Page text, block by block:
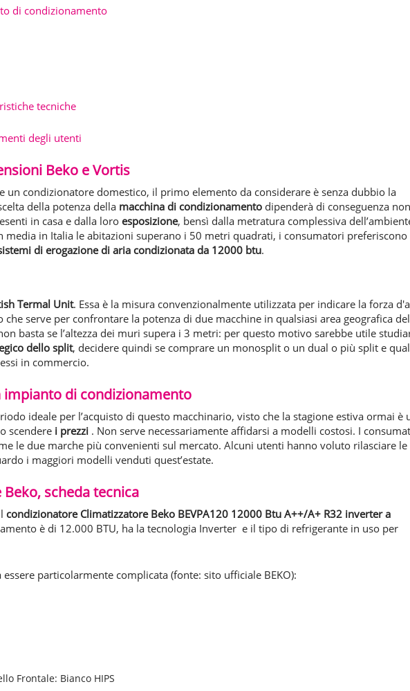
di condizionamento
tecniche
degli utenti
Beko e Vortis
un condizionatore domestico, il primo elemento da considerare è senza dubbio la
della potenza della macchina di condizionamento dipenderà di conseguenza non
in casa e dalla loro esposizione, bensì dalla metratura complessiva
media in Italia le abitazioni superano i 50 metri quadrati, i consumatori preferiscono
di erogazione di aria condizionata da 12000 btu.
Termal Unit. Essa è la misura convenzionalmente utilizzata per indicare la forza
serve per confrontare la potenza di due macchine in qualsiasi area geografica del
basta se l’altezza dei muri supera i 3 metri: per questo motivo sarebbe utile
dello split, decidere quindi se comprare un monosplit o un dual o più split e
in commercio.
di condizionamento
ideale per l’acquisto di questo macchinario, visto che la stagione estiva ormai è
scendere i prezzi . Non serve necessariamente affidarsi a modelli costosi. I
le due marche più convenienti sul mercato. Alcuni utenti hanno voluto rilasciare le
i maggiori modelli venduti quest’estate.
scheda tecnica
condizionatore Climatizzatore Beko BEVPA120 12000 Btu A++/A+ R32 inverter a
è di 12.000 BTU, ha la tecnologia Inverter e il tipo di refrigerante in uso per
essere particolarmente complicata (fonte: sito ufficiale BEKO):
Frontale: Bianco HIPS